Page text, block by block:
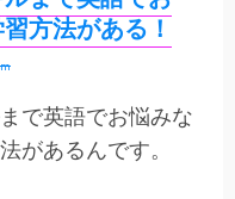
方法がある！
で英語でお悩みな
があるんです。